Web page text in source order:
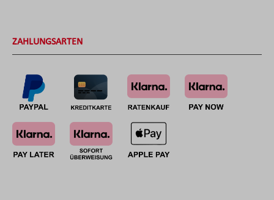
ZAHLUNGSARTEN